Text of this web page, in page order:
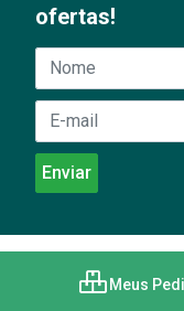
ofertas!
Meus